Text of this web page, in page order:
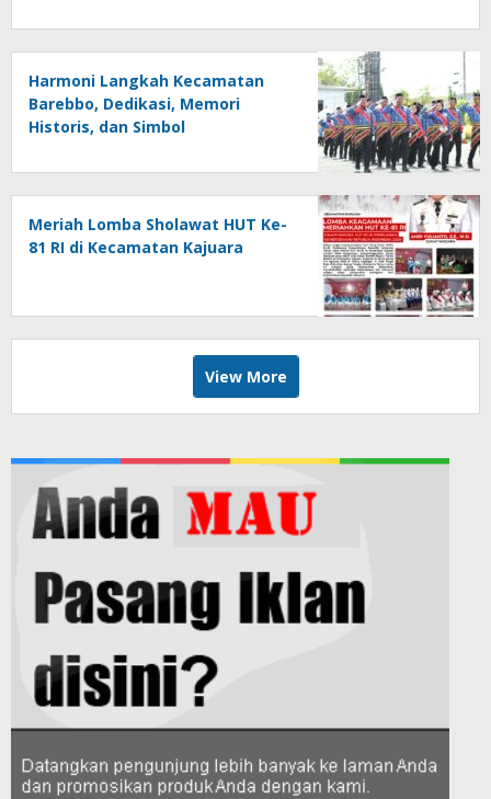
Harmoni Langkah Kecamatan
Barebbo, Dedikasi, Memori
Historis, dan Simbol
Meriah Lomba Sholawat HUT Ke-
81 RI di Kecamatan Kajuara
View More